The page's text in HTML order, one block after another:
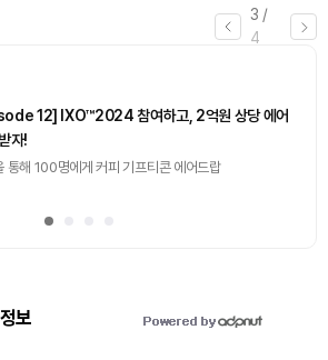
3 /
4
12] IXO™2024 참여하고, 2억원 상당 에어
자!
통해 100명에게 커피 기프티콘 에어드랍
보